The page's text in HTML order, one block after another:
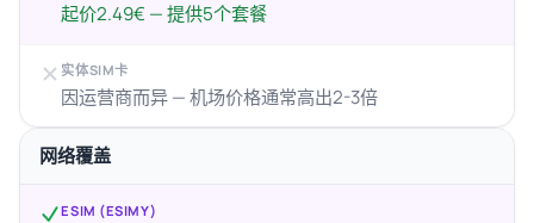
起价2.49€ — 提供5个套餐
实体SIM卡
因运营商而异 — 机场价格通常高出2-3倍
网络覆盖
ESIM (ESIMY)